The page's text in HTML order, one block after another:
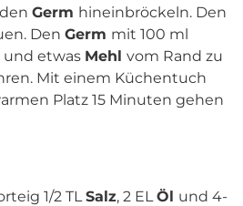
Germ hineinbröckeln. Den
Den Germ mit 100 ml
und etwas Mehl vom Rand zu
Mit einem Küchentuch
Platz 15 Minuten gehen
1/2 TLSalz, 2 ELÖl und 4-